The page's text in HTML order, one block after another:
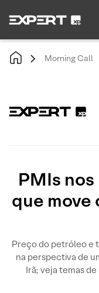
Morning Call
PMIs nos
que move
Preço do petróleo e
na perspectiva de
Irã; veja temas